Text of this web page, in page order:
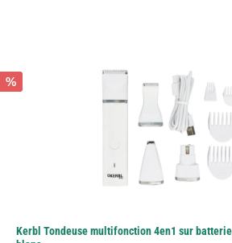
%
Kerbl Tondeuse multifonction 4en1 sur